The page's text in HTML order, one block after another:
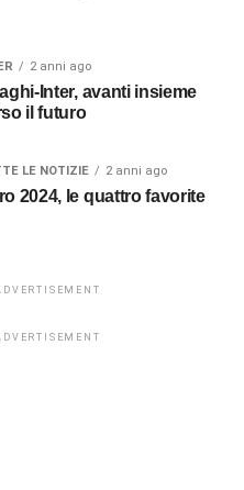
2 anni ago
Inter, avanti insieme
il futuro
LE NOTIZIE 2 anni ago
2024, le quattro favorite